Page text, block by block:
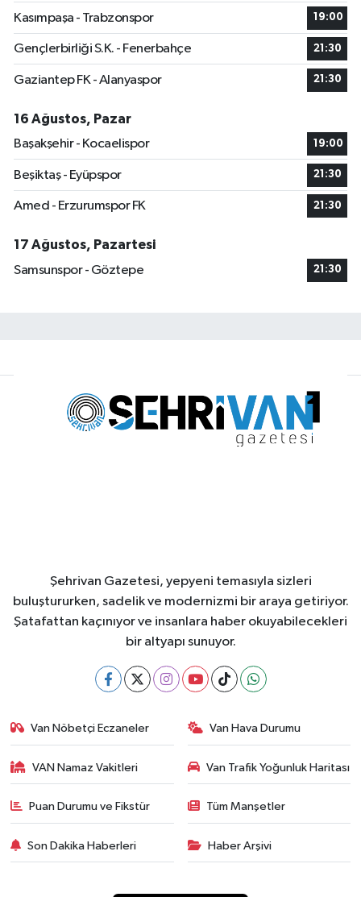
Kasımpaşa - Trabzonspor 19:00
Gençlerbirliği S.K. - Fenerbahçe 21:30
Gaziantep FK - Alanyaspor 21:30
16 Ağustos, Pazar
Başakşehir - Kocaelispor
19:00
Beşiktaş - Eyüpspor 21:30
Amed - Erzurumspor FK 21:30
17 Ağustos, Pazartesi
Samsunspor - Göztepe
21:30
Şehrivan Gazetesi, yepyeni temasıyla sizleri
buluştururken, sadelik ve modernizmi bir araya getiriyor.
Şatafattan kaçınıyor ve insanlara haber okuyabilecekleri
bir altyapı sunuyor.
Van Nöbetçi Eczaneler Van Hava Durumu
VAN Namaz Vakitleri Van Trafik Yoğunluk Haritası
Puan Durumu ve Fikstür Tüm Manşetler
Son Dakika Haberleri Haber Arşivi